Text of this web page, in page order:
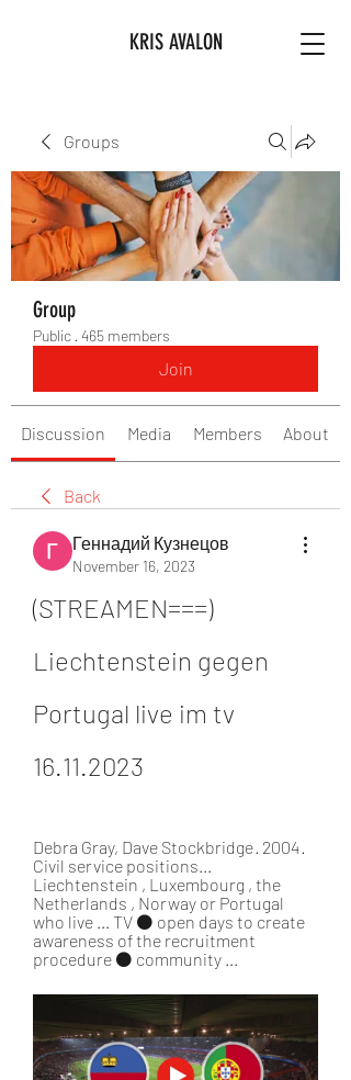
KRIS AVALON
Groups
Group
Public · 465 members
Join
Discussion Media Members About
Back
Геннадий Кузнецов
November 16, 2023
(STREAMEN===)
Liechtenstein gegen
Portugal live im tv
16.11.2023
Debra Gray, ‎Dave Stockbridge · 2004 ·
‎Civil service positions...
Liechtenstein , Luxembourg , the
Netherlands , Norway or Portugal
who live ... TV ⚫ open days to create
awareness of the recruitment
procedure ⚫ community ...